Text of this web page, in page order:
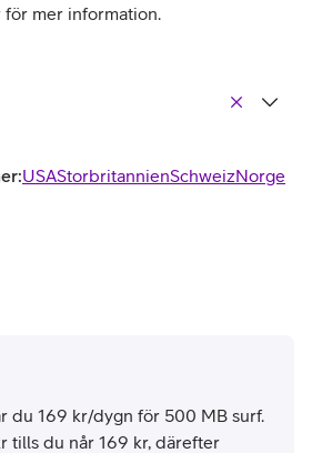
mer information.
USAStorbritannienSchweizNorge
du 169 kr/dygn för 500 MB surf.
tills du når 169 kr, därefter